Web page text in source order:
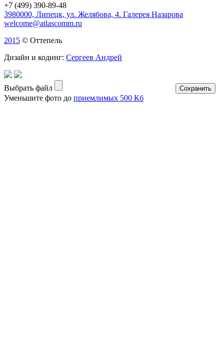
+7 (499) 390-89-48
3980000, Липецк, ул. Желябова, 4. Галерея Назарова
welcome@atlascomm.ru
2015 © Оттепель
Дизайн и кодинг: Сергеев Андрей
Выбрать файл
Уменьшите фото до приемлимых 500 Кб